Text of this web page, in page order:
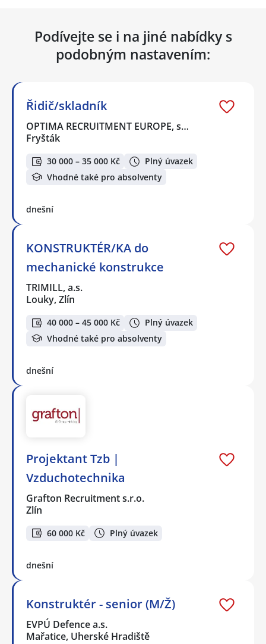
Podívejte se i na jiné nabídky s
podobným nastavením:
Řidič/skladník
OPTIMA RECRUITMENT EUROPE, s…
Fryšták
30 000 – 35 000 Kč
Plný úvazek
Vhodné také pro absolventy
dnešní
KONSTRUKTÉR/KA do
mechanické konstrukce
TRIMILL, a.s.
Louky, Zlín
40 000 – 45 000 Kč
Plný úvazek
Vhodné také pro absolventy
dnešní
Projektant Tzb |
Vzduchotechnika
Grafton Recruitment s.r.o.
Zlín
60 000 Kč Plný úvazek
dnešní
Konstruktér - senior (M/Ž)
EVPÚ Defence a.s.
Mařatice, Uherské Hradiště